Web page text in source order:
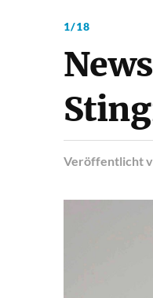
1/18
Veröffentlicht